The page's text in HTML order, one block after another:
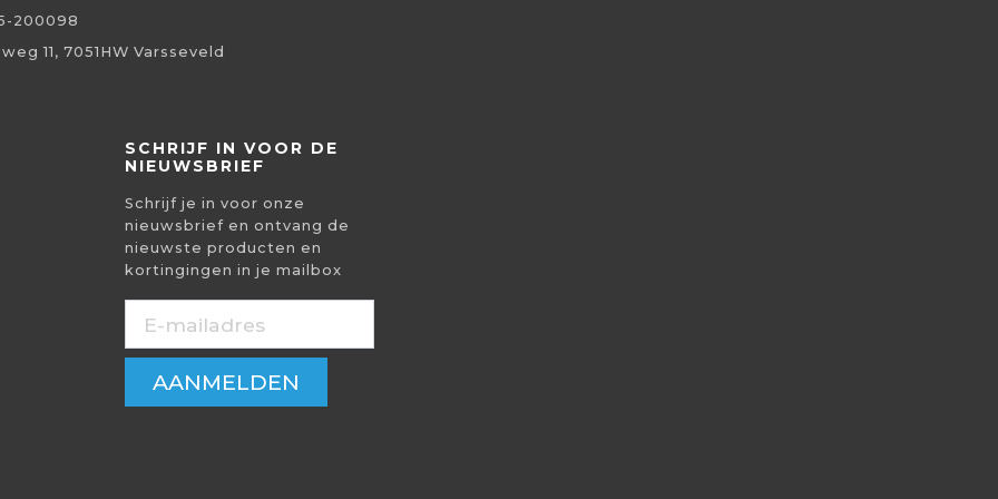
200098
11, 7051HW Varsseveld
SCHRIJF IN VOOR DE
NIEUWSBRIEF
Schrijf je in voor onze
nieuwsbrief en ontvang de
nieuwste producten en
kortingingen in je mailbox
AANMELDEN